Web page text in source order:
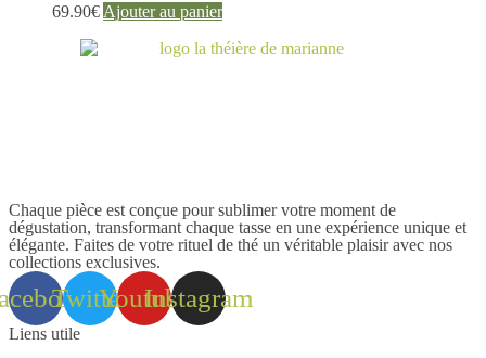
69.90€ Ajouter au panier
Chaque pièce est conçue pour sublimer votre moment de
dégustation, transformant chaque tasse en une expérience unique et
élégante. Faites de votre rituel de thé un véritable plaisir avec nos
collections exclusives.
TwitterYoutubeInstagram
Liens utile